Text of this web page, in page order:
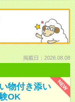
掲載日：2026.08.08
NEW
物付き添い
OK